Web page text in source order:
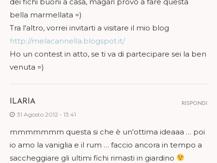
bella marmellata =)
Tra l'altro, vorrei invitarti a visitare il mio blog
http://melacannella.blogspot.it/
Ho un contest in atto, se ti va di partecipare sei la ben
venuta =)
ILARIA
31 Agosto 2012 - 13:41
mmmmmmm questa si che è un'ottima ideaaa … poi
io amo la vaniglia e il rum … faccio ancora in tempo a
saccheggiare gli ultimi fichi rimasti in giardino
RISPONDI